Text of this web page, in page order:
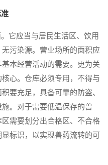
应当与居民生活区、饮用
污染源。营业场所的面积应
本经营活动的需要。更为关
心。仓库必须专用，不得与
要充足，具备可靠的防盗、
。对于需要低温保存的兽
需要划分出合格区、不合格
标识，以实现兽药流转的可